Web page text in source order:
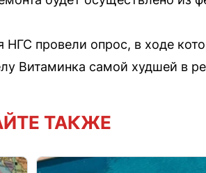
провели опрос, в ходе
Витаминка самой худшей в
ТАКЖЕ